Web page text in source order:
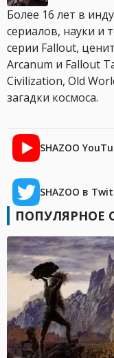
Более 16 лет в
сериалов, науки и
серии Fallout,
Arcanum и Fallout
Civilization, Old
загадки космоса.
SHAZOO
SHAZOO в
ПОПУЛЯРНОЕ